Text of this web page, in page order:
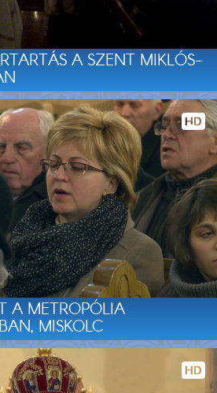
A SZENT MIKLÓS-
A METROPÓLIA
MISKOLC